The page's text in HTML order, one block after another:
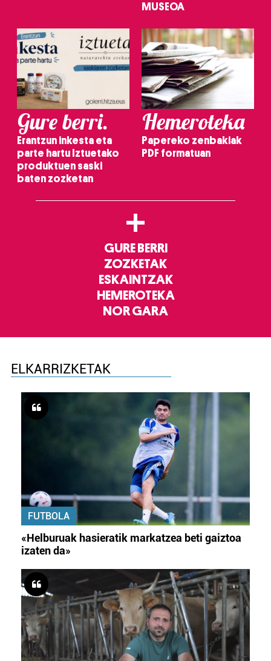
MUSEOA
Gure berri.
Erantzun inkesta eta
parte hartu Iztuetako
produktuen saski
baten zozketan
Hemeroteka
Papereko zenbakiak
PDF formatuan
+
GURE BERRI
ZOZKETAK
ESKAINTZAK
HEMEROTEKA
NOR GARA
ELKARRIZKETAK
FUTBOLA
«Helburuak hasieratik markatzea beti gaiztoa
izaten da»